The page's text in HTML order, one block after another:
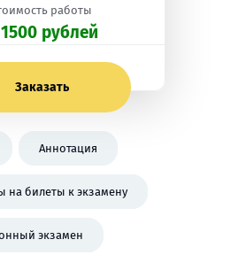
работы
1500 рублей
Заказать
Аннотация
на билеты к экзамену
экзамен